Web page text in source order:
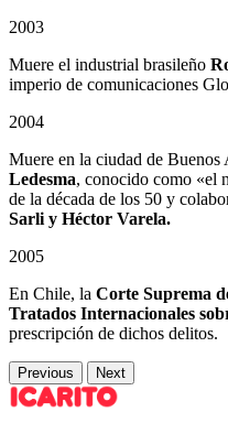
2003
Muere el industrial brasileño
imperio de comunicaciones
2004
Muere en la ciudad de Buenos
Ledesma, conocido como «el
de la década de los 50 y
Sarli y Héctor Varela.
2005
En Chile, la Corte Suprema
Tratados Internacionales
prescripción de dichos delitos.
Previous Next